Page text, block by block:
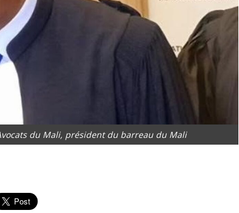
du Mali, président du barreau du Mali